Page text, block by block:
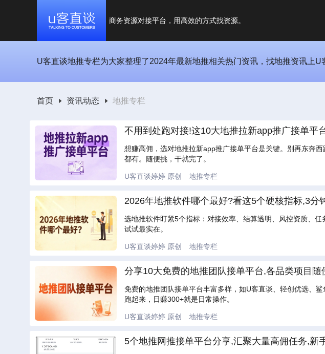
商务资源对接平台，用高效的方式找资源。
U客直谈地推专栏为大家整理了2024年最新地推相关热门资讯，找地推资讯上U
首页 资讯动态 地推专栏
不用到处跑对接!这10大地推拉新app推广接单平
想赚高佣，选对地推拉新app推广接单平台是关键。别再东奔
都有。随便挑，干就完了。
U客直谈婷婷 原创 地推专栏
2026年地推软件哪个最好?看这5个硬核指标,3分
选地推软件盯紧5个指标：对接效率、结算透明、风控资质、
试试最实在。
U客直谈婷婷 原创 地推专栏
分享10大免费的地推团队接单平台,各品类项目随
免费的地推团队接单平台丰富多样，如U客直谈、轻创优选、
跑起来，日赚300+就是日常操作。
U客直谈婷婷 原创 地推专栏
5个地推网推接单平台分享,汇聚大量高佣任务,新